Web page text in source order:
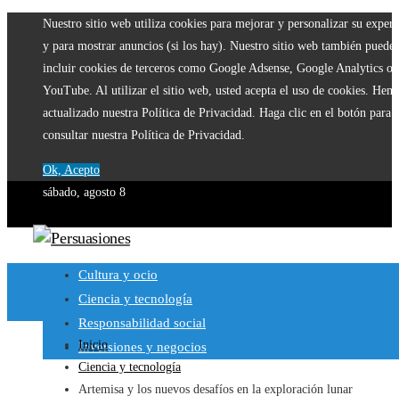
Nuestro sitio web utiliza cookies para mejorar y personalizar su
y para mostrar anuncios (si los hay). Nuestro sitio web también puede
incluir cookies de terceros como Google Adsense, Google Analytics o
YouTube. Al utilizar el sitio web, usted acepta el uso de cookies.
actualizado nuestra Política de Privacidad. Haga clic en el botón para
consultar nuestra Política de Privacidad.
Ok, Acepto
sábado, agosto 8
Cultura y ocio
Ciencia y tecnología
Responsabilidad social
Inversiones y negocios
Inicio
Ciencia y tecnología
Artemisa y los nuevos desafíos en la exploración lunar